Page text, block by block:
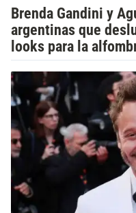
Brenda Gandini y
argentinas que
looks para la